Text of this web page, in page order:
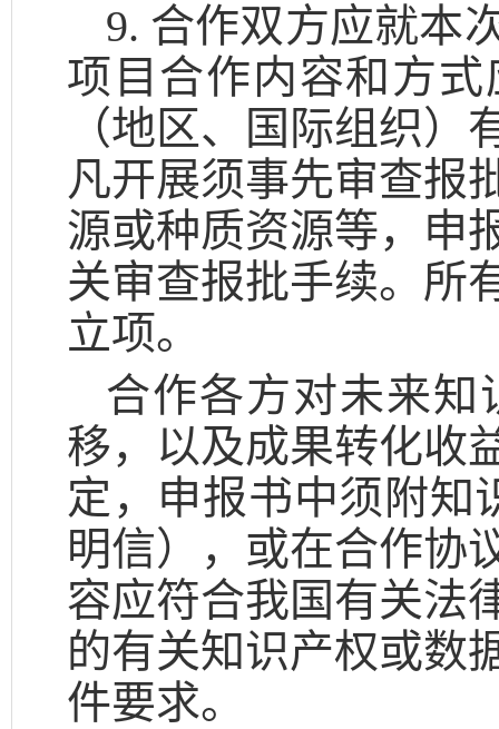
9. 合作双方应就本
项目合作内容和方
（地区、国际组织
凡开展须事先审查报
源或种质资源等，申
关审查报批手续。所
立项。
合作各方对未来知
移，以及成果转化收
定，申报书中须附知
明信），或在合作协
容应符合我国有关法
的有关知识产权或数
件要求。